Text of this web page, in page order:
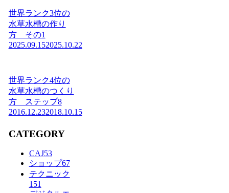
世界ランク3位の
水草水槽の作り
方 その1
2025.09.152025.10.22
世界ランク4位の
水草水槽のつくり
方 ステップ8
2016.12.232018.10.15
CATEGORY
CAJ53
ショップ67
テクニック
151